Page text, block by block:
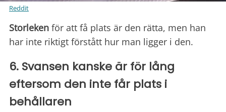
Reddit
Storleken för att få plats är den rätta, men han
har inte riktigt förstått hur man ligger i den.
6. Svansen kanske är för lång
eftersom den inte får plats i
behållaren